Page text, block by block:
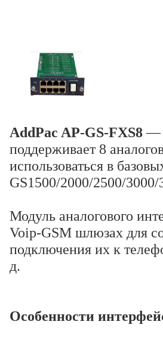
AddPac AP-GS-FXS8—
поддерживает 8
использоваться в
GS1500/2000/2500/
Модуль аналогового
Voip-GSM шлюзах для
подключения их к
д.
Особенности